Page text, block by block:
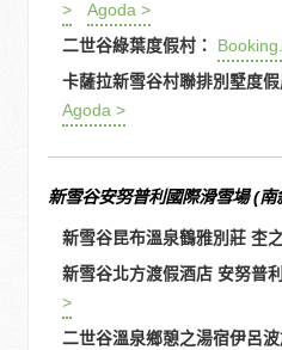
>
Agoda >
二世谷綠葉度假村：
卡薩拉新雪谷村聯排別墅度假
Agoda >
新雪谷安努普利國際滑雪場 (南
新雪谷昆布溫泉鶴雅別莊 杢
新雪谷北方渡假酒店 安努普利
>
二世谷溫泉鄉憩之湯宿伊呂波